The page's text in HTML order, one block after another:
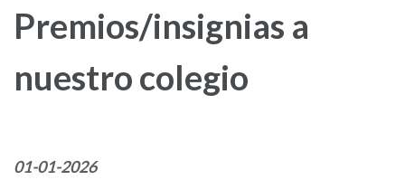
Premios/insignias a
nuestro colegio
01-01-2026